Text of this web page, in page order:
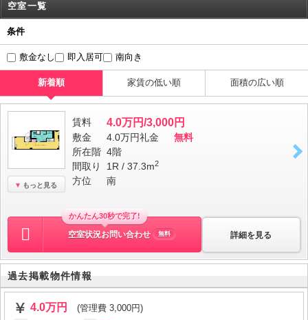
空室一覧
条件
敷金なし 即入居可 南向き
新着順 家賃の低い順 面積の広い順
もっと見る
賃料 4.0万円/3,000円
敷金 4.0万円礼金
無料
所在階 4階
間取り
1R / 37.3m2
方位 南
詳細を見る
かんたん30秒で完了!
空室状況お問い合わせ 無料
過去掲載物件情報
4.0万円
(管理費 3,000円)